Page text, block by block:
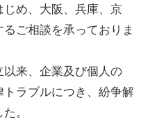
め、大阪、兵庫、京
ご相談を承っておりま
来、企業及び個人の
ラブルにつき、紛争解
。